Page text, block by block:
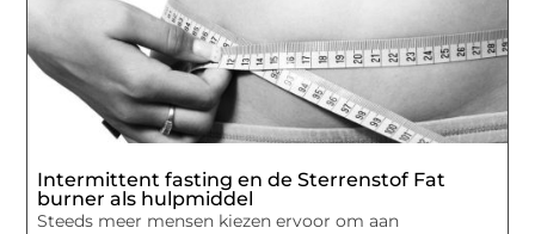
Intermittent fasting en de Sterrenstof Fat
burner als hulpmiddel
Steeds meer mensen kiezen ervoor om aan